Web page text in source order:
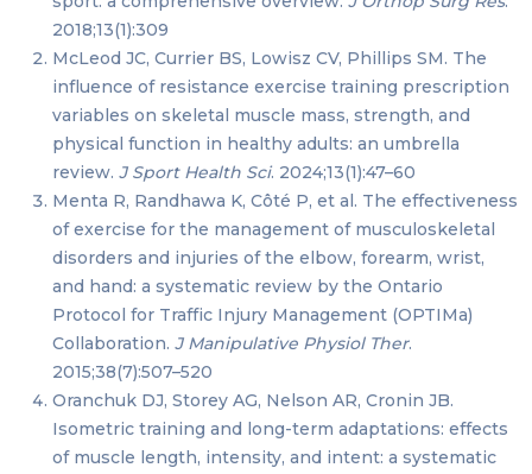
2018;13(1):309
McLeod JC, Currier BS, Lowisz CV, Phillips SM. The
influence of resistance exercise training prescription
variables on skeletal muscle mass, strength, and
physical function in healthy adults: an umbrella
review. J Sport Health Sci. 2024;13(1):47–60
Menta R, Randhawa K, Côté P, et al. The effectiveness
of exercise for the management of musculoskeletal
disorders and injuries of the elbow, forearm, wrist,
and hand: a systematic review by the Ontario
Protocol for Traffic Injury Management (OPTIMa)
Collaboration. J Manipulative Physiol Ther.
2015;38(7):507–520
Oranchuk DJ, Storey AG, Nelson AR, Cronin JB.
Isometric training and long-term adaptations: effects
of muscle length, intensity, and intent: a systematic